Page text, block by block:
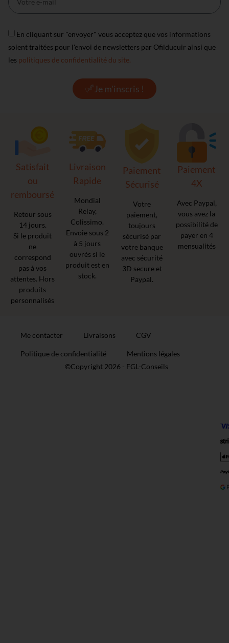
En cliquant sur "envoyer" vous acceptez que vos informations
soient traitées pour l'envoi de newsletters par Ofilducuir ainsi que
les politiques de confidentialité du site.
Je m'inscris !
Satisfait
ou
remboursé
Retour sous
14 jours.
Si le produit
ne
correspond
pas à vos
attentes. Hors
produits
personnalisés
Livraison
Rapide
Mondial
Relay,
Colissimo.
Envoie sous 2
à 5 jours
ouvrés si le
produit est en
stock.
Paiement
Sécurisé
Votre
paiement,
toujours
sécurisé par
votre banque
avec sécurité
3D secure et
Paypal.
Paiement
4X
Avec Paypal,
vous avez la
possibilité de
payer en 4
mensualités
Me contacter Livraisons CGV
Politique de confidentialité
Mentions légales
©Copyright 2026 - FGL-Conseils